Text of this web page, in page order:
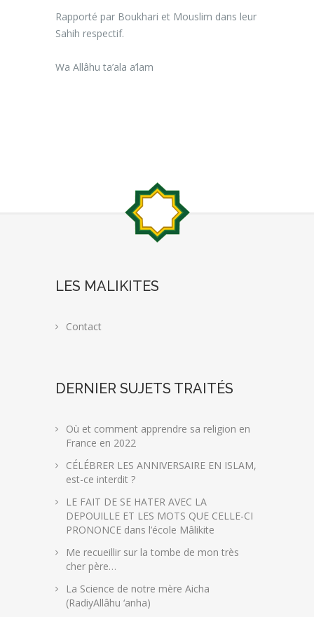
Rapporté par Boukhari et Mouslim dans leur
Sahih respectif.
Wa Allâhu ta’ala a’lam
LES MALIKITES
Contact
DERNIER SUJETS TRAITÉS
Où et comment apprendre sa religion en
France en 2022
CÉLÉBRER LES ANNIVERSAIRE EN ISLAM,
est-ce interdit ?
LE FAIT DE SE HATER AVEC LA
DEPOUILLE ET LES MOTS QUE CELLE-CI
PRONONCE dans l’école Mâlikite
Me recueillir sur la tombe de mon très
cher père…
La Science de notre mère Aicha
(RadiyAllâhu ‘anha)